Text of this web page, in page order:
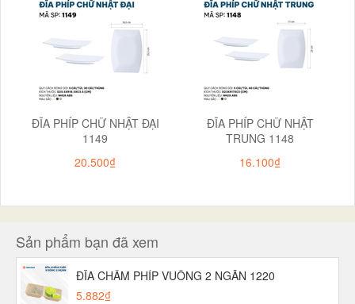
ĐĨA PHÍP CHỮ NHẬT ĐẠI
1149
20.500₫
ĐĨA PHÍP CHỮ NHẬT
TRUNG 1148
16.100₫
Sản phẩm bạn đã xem
ĐĨA CHẤM PHÍP VUÔNG 2 NGĂN 1220
5.882₫